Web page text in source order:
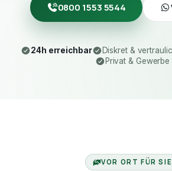
0800 1553 5544
24h erreichbar Diskret &
Privat & Gewerbe
VOR ORT FÜR SIE